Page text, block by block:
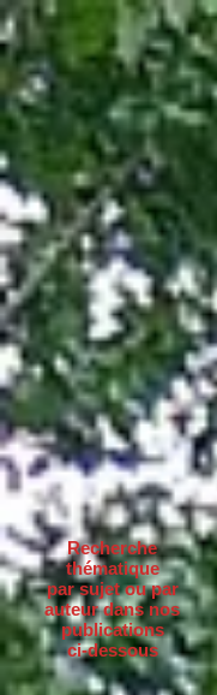
Recherche
thématique
par sujet ou par
auteur dans nos
publications
ci-dessous